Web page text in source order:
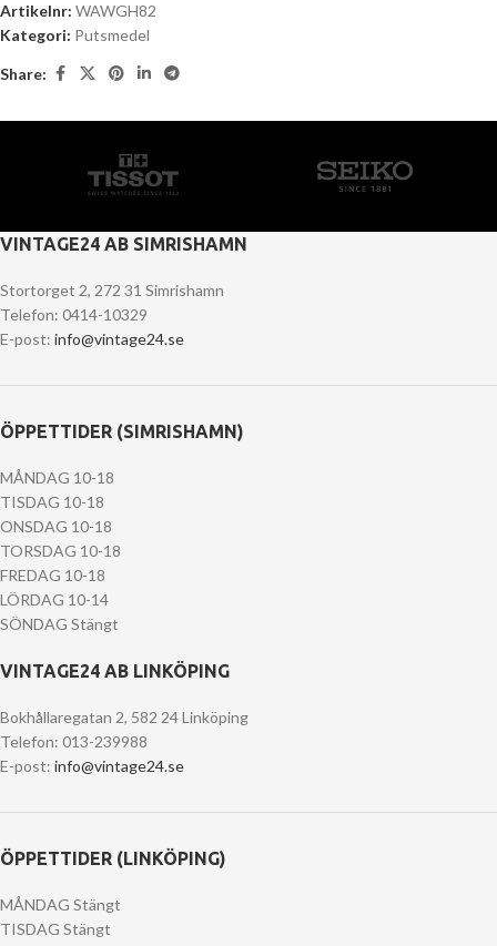
Artikelnr: WAWGH82
Kategori: Putsmedel
Share:
VINTAGE24 AB SIMRISHAMN
Stortorget 2, 272 31 Simrishamn
Telefon: 0414-10329
E-post: info@vintage24.se
ÖPPETTIDER (SIMRISHAMN)
MÅNDAG 10-18
TISDAG 10-18
ONSDAG 10-18
TORSDAG 10-18
FREDAG 10-18
LÖRDAG 10-14
SÖNDAG Stängt
VINTAGE24 AB LINKÖPING
Bokhållaregatan 2, 582 24 Linköping
Telefon: 013-239988
E-post: info@vintage24.se
ÖPPETTIDER (LINKÖPING)
MÅNDAG Stängt
TISDAG Stängt